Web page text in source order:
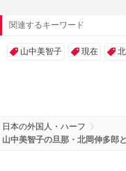
関連するキーワード
山中美智子 現在
日本の外国人・ハーフ
山中美智子の旦那・北岡伸多郎